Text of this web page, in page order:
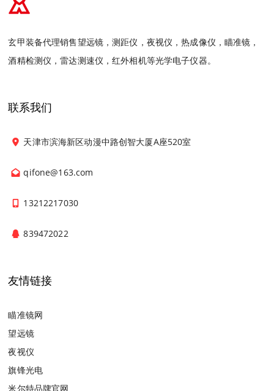
玄甲装备代理销售望远镜，测距仪，夜视仪，热成像仪，瞄准镜，
酒精检测仪，雷达测速仪，红外相机等光学电子仪器。
联系我们
天津市滨海新区动漫中路创智大厦A座520室
qifone@163.com
13212217030
839472022
友情链接
瞄准镜网
望远镜
夜视仪
旗锋光电
米尔特品牌官网